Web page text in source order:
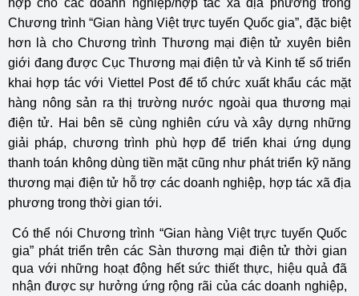
hợp cho các doanh nghiệp/hợp tác xã địa phương trong
Chương trình “Gian hàng Việt trực tuyến Quốc gia”, đặc biệt
hơn là cho Chương trình Thương mại điện tử xuyên biên
giới đang được Cục Thương mại điện tử và Kinh tế số triển
khai hợp tác với Viettel Post để tổ chức xuất khẩu các mặt
hàng nông sản ra thị trường nước ngoài qua thương mại
điện tử. Hai bên sẽ cùng nghiên cứu và xây dựng những
giải pháp, chương trình phù hợp để triển khai ứng dụng
thanh toán không dùng tiền mặt cũng như phát triển kỹ năng
thương mại điện tử hỗ trợ các doanh nghiệp, hợp tác xã địa
phương trong thời gian tới.
Có thể nói Chương trình “Gian hàng Việt trực tuyến Quốc
gia” phát triển trên các Sàn thương mại điện tử thời gian
qua với những hoạt động hết sức thiết thực, hiệu quả đã
nhận được sự hưởng ứng rộng rãi của các doanh nghiệp,